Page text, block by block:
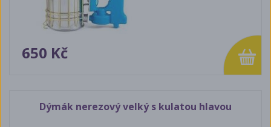
650 Kč
Dýmák nerezový velký s kulatou hlavou